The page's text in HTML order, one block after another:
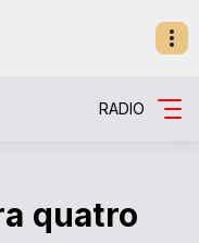
RADIO
quatro